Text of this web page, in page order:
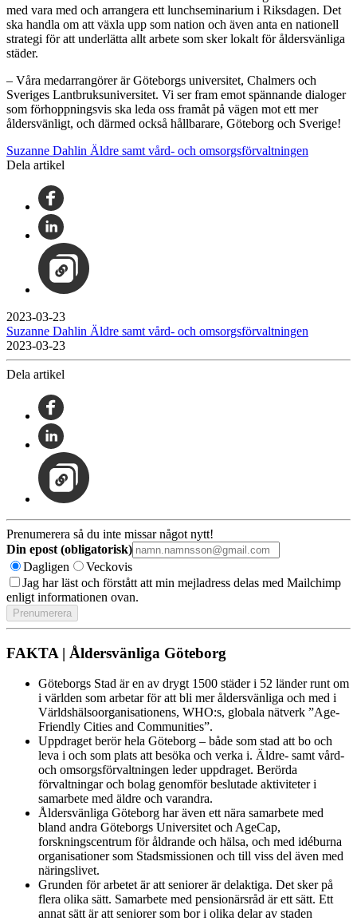
med vara med och arrangera ett lunchseminarium i Riksdagen. Det
ska handla om att växla upp som nation och även anta en nationell
strategi för att underlätta allt arbete som sker lokalt för åldersvänliga
städer.
– Våra medarrangörer är Göteborgs universitet, Chalmers och
Sveriges Lantbruksuniversitet. Vi ser fram emot spännande dialoger
som förhoppningsvis ska leda oss framåt på vägen mot ett mer
åldersvänligt, och därmed också hållbarare, Göteborg och Sverige!
Suzanne Dahlin Äldre samt vård- och omsorgsförvaltningen
Dela artikel
2023-03-23
Suzanne Dahlin Äldre samt vård- och omsorgsförvaltningen
2023-03-23
Dela artikel
Prenumerera så du inte missar något nytt!
Din epost (obligatorisk)
Dagligen
Veckovis
Jag har läst och förstått att min mejladress delas med Mailchimp
enligt informationen ovan.
FAKTA | Åldersvänliga Göteborg
Göteborgs Stad är en av drygt 1500 städer i 52 länder runt om
i världen som arbetar för att bli mer åldersvänliga och med i
Världshälsoorganisationens, WHO:s, globala nätverk ”Age-
Friendly Cities and Communities”.
Uppdraget berör hela Göteborg – både som stad att bo och
leva i och som plats att besöka och verka i. Äldre- samt vård-
och omsorgsförvaltningen leder uppdraget. Berörda
förvaltningar och bolag genomför beslutade aktiviteter i
samarbete med äldre och varandra.
Åldersvänliga Göteborg har även ett nära samarbete med
bland andra Göteborgs Universitet och AgeCap,
forskningscentrum för åldrande och hälsa, och med idéburna
organisationer som Stadsmissionen och till viss del även med
näringslivet.
Grunden för arbetet är att seniorer är delaktiga. Det sker på
flera olika sätt. Samarbete med pensionärsråd är ett sätt. Ett
annat sätt är att seniorer som bor i olika delar av staden